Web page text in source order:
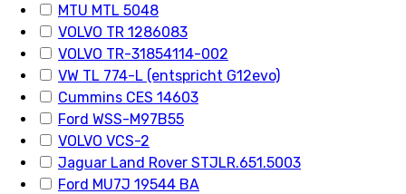
MTU MTL 5048
VOLVO TR 1286083
VOLVO TR-31854114-002
VW TL 774-L (entspricht G12evo)
Cummins CES 14603
Ford WSS-M97B55
VOLVO VCS-2
Jaguar Land Rover STJLR.651.5003
Ford MU7J 19544 BA